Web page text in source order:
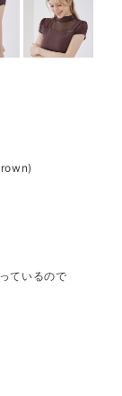
ているので